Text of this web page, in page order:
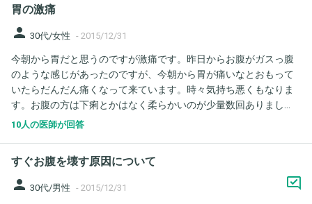
わないでしょうか？肛門周囲膿瘍は敗血症を起こす可能性がある
と書いてありました。また、以前から切れ痔があり、強力ポステ
テリザンをそこに塗っていいですか？
胃の激痛
person 30代/女性 - 2015/12/31
今朝から胃だと思うのですが激痛です。昨日からお腹がガスっ腹
のような感じがあったのですが、今朝から胃が痛いなとおもって
いたらだんだん痛くなって来ています。時々気持ち悪くもなりま
す。お腹の方は下痢とかはなく柔らかいのが少量数回ありまし
た。食欲もないです。暴飲暴食などもありません。この症状は何
10人の医師が回答
すぐお腹を壊す原因について
person 30代/男性 - 2015/12/31